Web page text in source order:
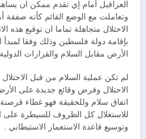
العراقيل أمام إي تقدم ممكن ان
وتعاملت مع الوضع القائم كأنه
الاحتلال متجاهلة تماما ان توقيع هذه
بإقامة دولة فلسطين وذلك وفقا
الأرض مقابل السلام والقرارات
لم تكن عملية السلام من قبل
الاحتلال وفرض وقائع جديدة على
اتفاق سلام وللحقيقة فهو غطاء
للاستغلال كل الظروف للسيطرة على
وتوسيع قاعدة الاستعمار الاستيطاني .